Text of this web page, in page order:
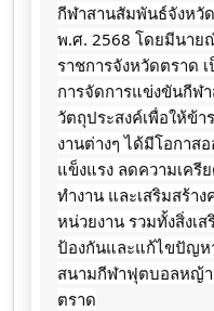
กีฬาสานสัมพันธ์จังหวั
พ.ศ. 2568 โดยมีนาย
ราชการจังหวัดตราด
การจัดการแข่งขันกีฬ
วัตถุประสงค์เพื่อให้ข้
งานต่างๆ ได้มีโอกาส
แข็งแรง ลดความเครี
ทำงาน และเสริมสร้า
หน่วยงาน รวมทั้งสิ่งเ
ป้องกันและแก้ไขปัญห
สนามกีฬาฟุตบอลหญ้า
ตราด